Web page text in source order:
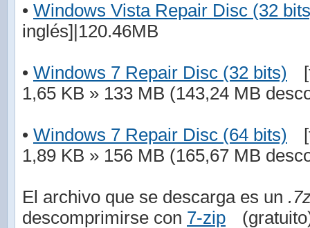
• Windows Vista Repair Disc (32
inglés]|120.46MB
• Windows 7 Repair Disc (32 bits)
1,65 KB » 133 MB (143,24 MB
• Windows 7 Repair Disc (64 bits)
1,89 KB » 156 MB (165,67 MB
El archivo que se descarga es un
descomprimirse con 7-zip